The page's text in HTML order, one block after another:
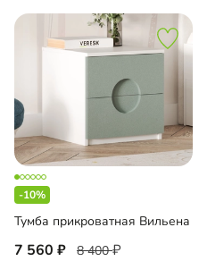
-10%
Тумба прикроватная Вильена
7 560 8 400